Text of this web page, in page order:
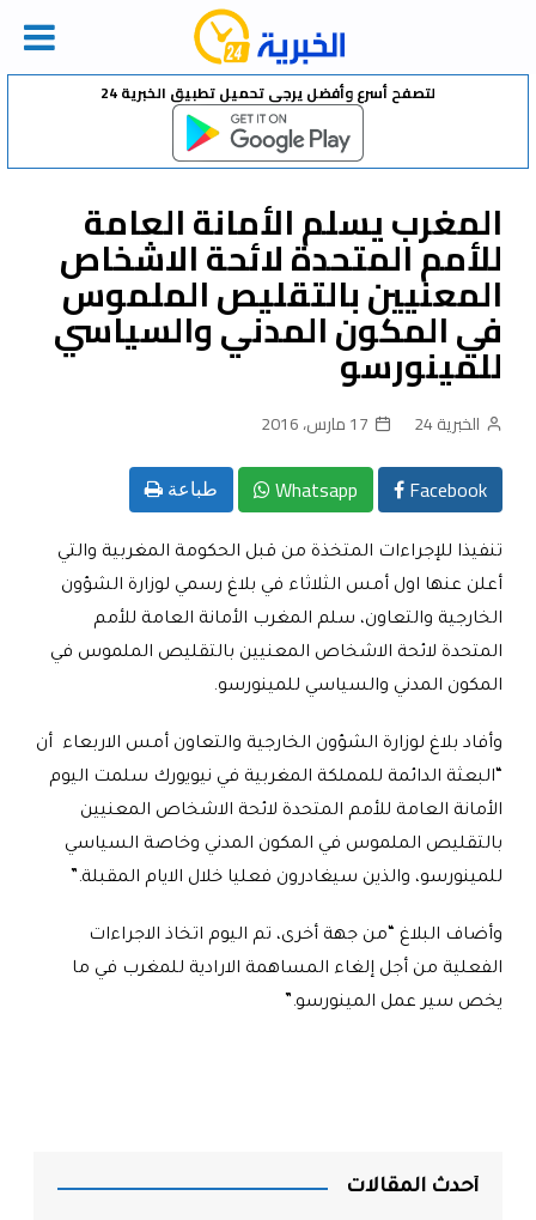
Skip
لتصفح أسرع وأفضل يرجى تحميل تطبيق الخبرية 24
المغرب يسلم الأمانة العامة
للأمم المتحدة لائحة الاشخاص
المعنيين بالتقليص الملموس
في المكون المدني والسياسي
للمينورسو
الخبرية 24 17 مارس، 2016
Facebook
Whatsapp طباعة
تنفيذا للإجراءات المتخذة من قبل الحكومة المغربية والتي
أعلن عنها اول أمس الثلاثاء في بلاغ رسمي لوزارة الشؤون
الخارجية والتعاون، سلم المغرب الأمانة العامة للأمم
المتحدة لائحة الاشخاص المعنيين بالتقليص الملموس في
المكون المدني والسياسي للمينورسو.
وأفاد بلاغ لوزارة الشؤون الخارجية والتعاون أمس الاربعاء أن
“البعثة الدائمة للمملكة المغربية في نيويورك سلمت اليوم
الأمانة العامة للأمم المتحدة لائحة الاشخاص المعنيين
بالتقليص الملموس في المكون المدني وخاصة السياسي
للمينورسو، والذين سيغادرون فعليا خلال الايام المقبلة”.
وأضاف البلاغ “من جهة أخرى، تم اليوم اتخاذ الاجراءات
الفعلية من أجل إلغاء المساهمة الارادية للمغرب في ما
يخص سير عمل المينورسو”.
أحدث المقالات